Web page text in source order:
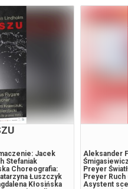
Jacek
Stefaniak
Choreografia:
Łuszczyk
Kłosińska
Aleksander
Preyer
Preyer Ruch
Asystent